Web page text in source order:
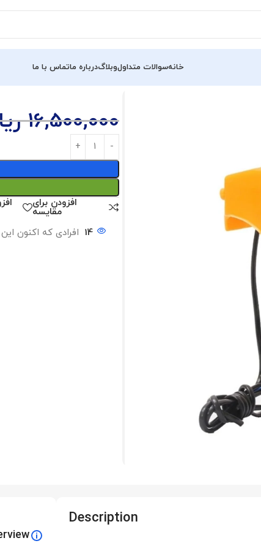
خانهسوالات متداولوبلاگدرباره ماتماس با ما
16,500,000
افزودن برای
مقایسه
14 افرادی که اکنون
Description